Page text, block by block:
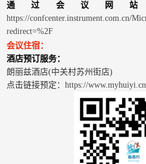
通过会议网
https://confcenter.instrument.com.cn/
redirect=%2F
会议住宿：
酒店预订服务：
朗丽兹酒店(中关村苏州街店)
点击链接预定：https://